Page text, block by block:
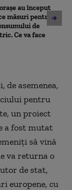
au început
măsuri pentru
de
Ce va face
de asemenea,
pentru
un proiect
a fost mutat
să vină
va returna o
de stat,
europene, cu